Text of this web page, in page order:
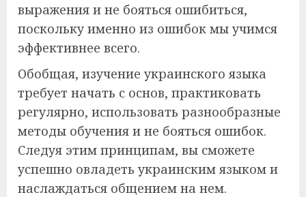
выражения и не бояться ошибиться,
поскольку именно из ошибок мы учимся
эффективнее всего.
Обобщая, изучение украинского языка
требует начать с основ, практиковать
регулярно, использовать разнообразные
методы обучения и не бояться ошибок.
Следуя этим принципам, вы сможете
успешно овладеть украинским языком и
наслаждаться общением на нем.